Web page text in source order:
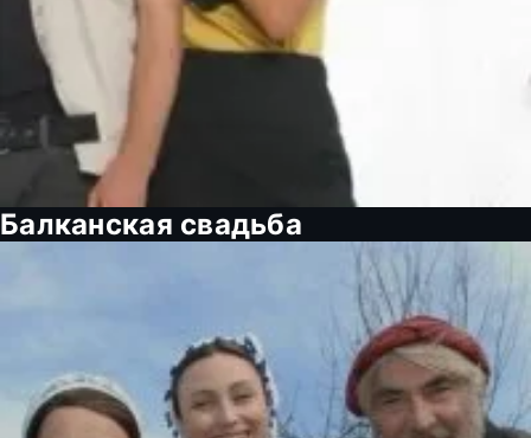
Балканская свадьба